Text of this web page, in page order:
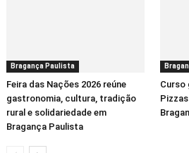
Bragança Paulista
Feira das Nações 2026 reúne
gastronomia, cultura, tradição
rural e solidariedade em
Bragança Paulista
Curso